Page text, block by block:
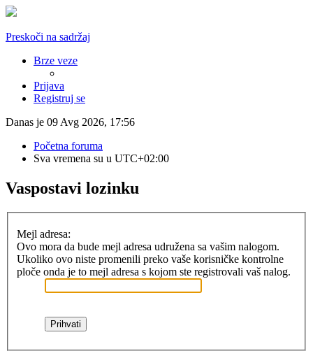
Preskoči na sadržaj
Brze veze
Prijava
Registruj se
Danas je 09 Avg 2026, 17:56
Početna foruma
Sva vremena su u UTC+02:00
Vaspostavi lozinku
Mejl adresa:
Ovo mora da bude mejl adresa udružena sa vašim nalogom.
Ukoliko ovo niste promenili preko vaše korisničke kontrolne
ploče onda je to mejl adresa s kojom ste registrovali vaš nalog.